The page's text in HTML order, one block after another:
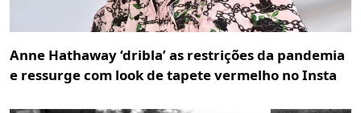
Anne Hathaway ‘dribla’ as restrições da pandemia
e ressurge com look de tapete vermelho no Insta